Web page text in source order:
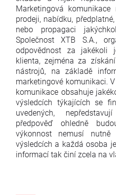
Marketingová
prodeji, nabídku,
nebo propagaci
Společnost XTB S.A.,
odpovědnost za jakékoli
klienta, zejména za
nástrojů, na základě
marketingové komunikaci.
komunikace obsahuje
výsledcích týkajících se
uvedených,
předpověď ohledně
výkonnost nemusí
výsledcích a každá osoba
informací tak činí zcela na